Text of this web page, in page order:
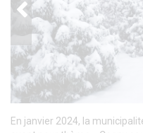
En janvier 2024, la